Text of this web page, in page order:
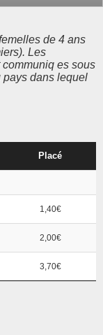
de 4 ans
Les
es sous
dans lequel
Placé
1,40€
2,00€
3,70€